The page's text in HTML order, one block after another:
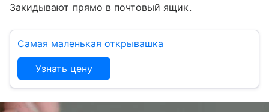
Закидывают прямо в почтовый ящик.
Самая маленькая открывашка
Узнать цену